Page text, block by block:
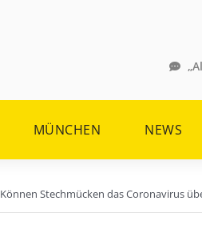
MÜNCHEN NEWS
Können Stechmücken das Coronavirus